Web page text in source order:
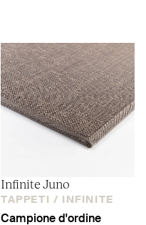
Infinite Juno
TAPPETI / INFINITE
Campione d'ordine